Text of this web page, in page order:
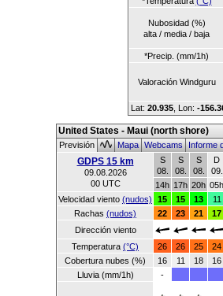
Nubosidad (%)
alta / media / baja
*Precip. (mm/1h)
Valoración Windguru
Lat: 20.935, Lon: -
United States - Maui (north shore)
Previsión MapaWebcamsInforme
GDPS 15 km
09.08.2026
00 UTC
S
08.
S
08.
S
08.
D
09.
14h 17h 20h 05h
Velocidad viento (nudos) 15 15 13 11
Rachas (nudos) 22 23 21 17
Dirección viento
Temperatura (°C) 26 26 25 24
Cobertura nubes (%)
16 11 18 16
Lluvia (mm/1h)
-